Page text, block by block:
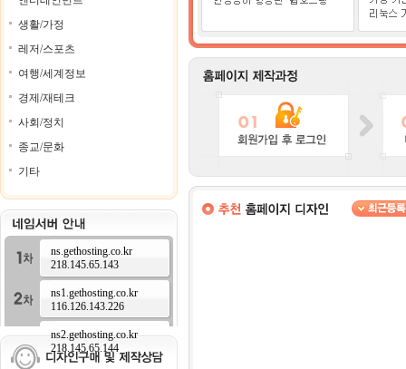
생활/가정
레저/스포츠
여행/세계정보
경제/재테크
사회/정치
종교/문화
기타
ns.gethosting.co.kr
218.145.65.143
ns1.gethosting.co.kr
116.126.143.226
ns2.gethosting.co.kr
218.145.65.144